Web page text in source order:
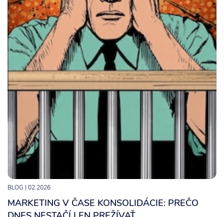
BLOG | 02.2026
MARKETING V ČASE KONSOLIDÁCIE: PREČO